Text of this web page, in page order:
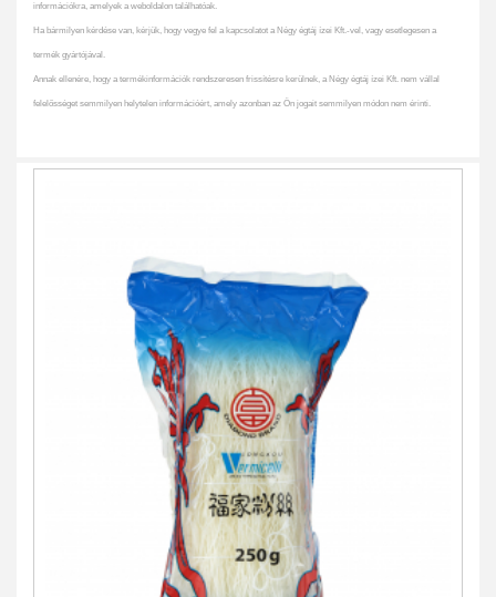
információkra, amelyek a weboldalon találhatóak.
Ha bármilyen kérdése van, kérjük, hogy vegye fel a kapcsolatot a Négy égtáj ízei Kft.-vel, vagy esetlegesen a
termék gyártójával.
Annak ellenére, hogy a termékinformációk rendszeresen frissítésre kerülnek, a Négy égtáj ízei Kft. nem vállal
felelősséget semmilyen helytelen információért, amely azonban az Ön jogait semmilyen módon nem érinti.